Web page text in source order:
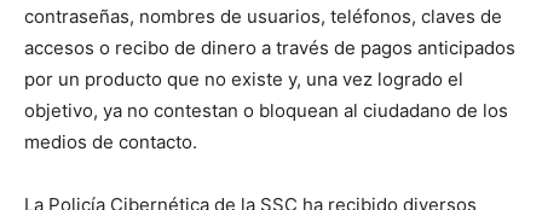
contraseñas, nombres de usuarios, teléfonos, claves de
accesos o recibo de dinero a través de pagos anticipados
por un producto que no existe y, una vez logrado el
objetivo, ya no contestan o bloquean al ciudadano de los
medios de contacto.
La Policía Cibernética de la SSC ha recibido diversos